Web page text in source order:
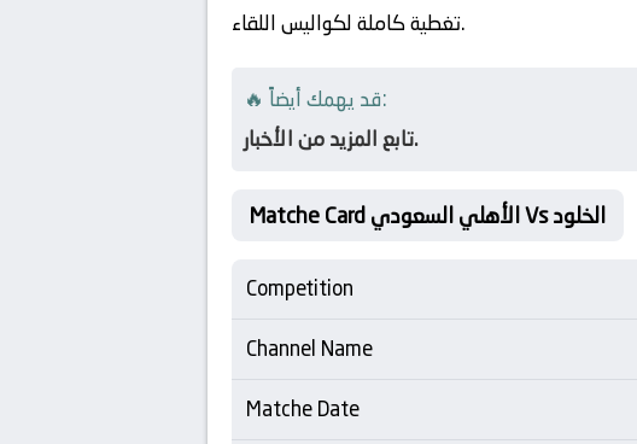
تغطية كاملة لكواليس اللقاء.
🔥 قد يهمك أيضاً:
تابع المزيد من الأخبار.
Matche Card الأهلي السعودي Vs الخلود
Competition
Channel Name
Matche Date